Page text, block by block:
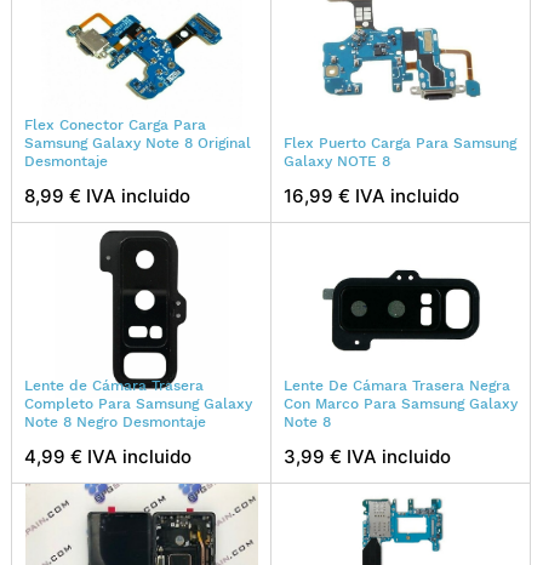
Flex Conector Carga Para
Samsung Galaxy Note 8 Original
Desmontaje
8,99 € IVA incluido
Flex Puerto Carga Para Samsung
Galaxy NOTE 8
16,99 € IVA incluido
Lente de Cámara Trasera
Completo Para Samsung Galaxy
Note 8 Negro Desmontaje
4,99 € IVA incluido
Lente De Cámara Trasera Negra
Con Marco Para Samsung Galaxy
Note 8
3,99 € IVA incluido